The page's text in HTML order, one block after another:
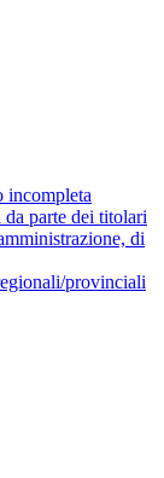
incompleta
parte dei titolari
di
provinciali